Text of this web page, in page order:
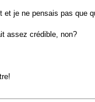
je ne pensais pas que
assez crédible, non?